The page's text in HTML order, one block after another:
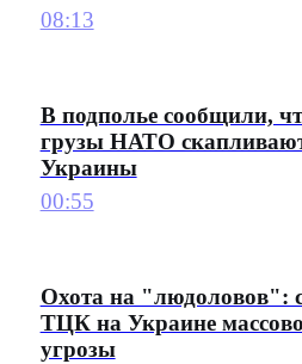
08:13
В подполье сообщили,
грузы НАТО
Украины
00:55
Охота на "людоловов":
ТЦК на Украине
угрозы